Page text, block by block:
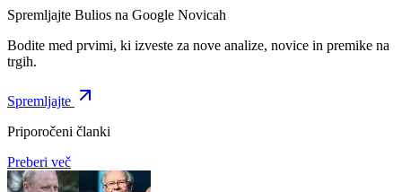
Spremljajte Bulios na Google Novicah
Bodite med prvimi, ki izveste za nove analize, novice in premike na
trgih.
Spremljajte
Priporočeni članki
Preberi več